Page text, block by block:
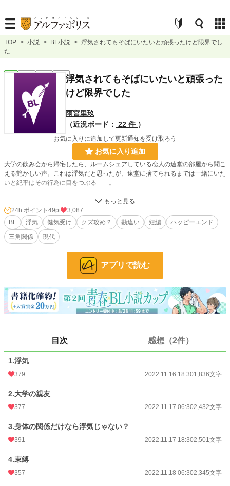
TOP > 小説 > BL小説 > 浮気されてもそばにいたいと頑張ったけど限界でし
た
BL 完結 短編
浮気されてもそばにいたいと頑張った
けど限界でした
雨宮里玖
（近況ボード： 22 件 ）
お気に入りに追加して更新通知を受け取ろう
お気に入り追加
大学の飲み会から帰宅したら、ルームシェアしている恋人の遠堂の部屋から聞こ
える艶かしい声。これは浮気だと思ったが、遠堂に捨てられるまでは一緒にいた
いと紀平はその行為に目をつぶる——。
遠堂（21）大学生。紀平と同級生。幼馴染。
紀平（20）大学生。
宮内（21）紀平の大学の同級生。
環 （22）遠堂のバイト先の友人。
17,181 位 / 228,951 件
4,256 位 / 31,454 件
お気に入り 391
24h.ポイント 49 pt
更新日時 2022.11.20 06:00
週間ポイント
月間ポイント 1,384 pt (19,916 位)
年間ポイント
累計ポイント
24h.ポイント 49pt
3,087
BL
浮気 健気受け クズ攻め？ 勘違い 短編
ハッピーエンド
三角関係
現代
アプリで読む
目次 感想（2件）
1.浮気
379 2022.11.16 18:301,836文字
2.大学の親友
377 2022.11.17 06:302,432文字
3.身体の関係だけなら浮気じゃない？
391 2022.11.17 18:302,501文字
4.束縛
357 2022.11.18 06:302,345文字